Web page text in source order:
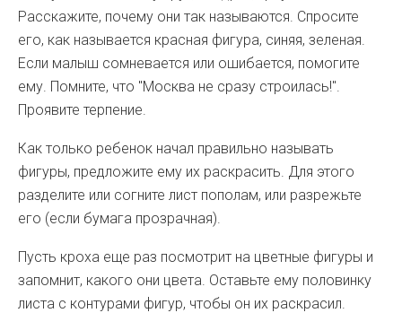
Расскажите, почему они так называются. Спросите
его, как называется красная фигура, синяя, зеленая.
Если малыш сомневается или ошибается, помогите
ему. Помните, что "Москва не сразу строилась!".
Проявите терпение.
Как только ребенок начал правильно называть
фигуры, предложите ему их раскрасить. Для этого
разделите или согните лист пополам, или разрежьте
его (если бумага прозрачная).
Пусть кроха еще раз посмотрит на цветные фигуры и
запомнит, какого они цвета. Оставьте ему половинку
листа с контурами фигур, чтобы он их раскрасил.